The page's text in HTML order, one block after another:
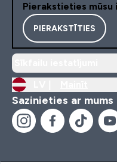
Pierakstieties mūsu
PIERAKSTĪTIES
Sazinieties ar mums